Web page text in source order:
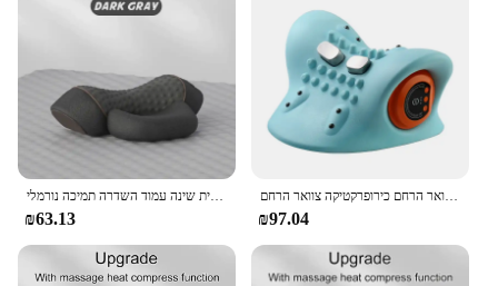
עיסוי חשמלי כרית צוואר הרחם חם דחיסה חם עיסוי הצוואר המתיחה להירגע כרית שינה עמוד השדרה תמיכה נורמלי
₪63.13
פעימת צוואר חשמלי דופק צוואר אלונקה חימום צוואר הרחם כירופרקטיקה צוואר הרחם
₪97.04